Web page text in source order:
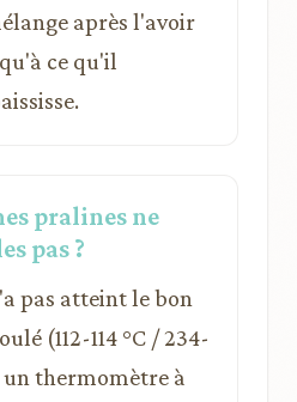
après l'avoir
ce qu'il
pralines ne
pas ?
pas atteint le bon
(112-114 °C / 234-
un thermomètre à